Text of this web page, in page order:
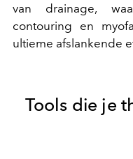
van drainage,
contouring en
ultieme afslankende
Tools die je